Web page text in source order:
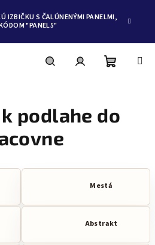
IZBIČKU S ČALÚNENÝMI PANELMI,
"PANEL5"
košík
podlahe do
Mestá
Abstrakt